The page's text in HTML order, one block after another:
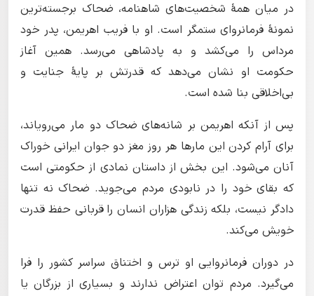
در میان همهٔ شخصیت‌های شاهنامه، ضحاک برجسته‌ترین
نمونهٔ فرمانروای ستمگر است. او با فریب اهریمن، پدر خود
مرداس را می‌کشد و به پادشاهی می‌رسد. همین آغاز
حکومت او نشان می‌دهد که قدرتش بر پایهٔ جنایت و
بی‌اخلاقی بنا شده است.
پس از آنکه اهریمن بر شانه‌های ضحاک دو مار می‌رویاند،
برای آرام کردن این مارها هر روز مغز دو جوان ایرانی خوراک
آنان می‌شود. این بخش از داستان نمادی از حکومتی است
که بقای خود را در نابودی مردم می‌جوید. ضحاک نه تنها
دادگر نیست، بلکه زندگی هزاران انسان را قربانی حفظ قدرت
خویش می‌کند.
در دوران فرمانروایی او ترس و اختناق سراسر کشور را فرا
می‌گیرد. مردم توان اعتراض ندارند و بسیاری از بزرگان یا